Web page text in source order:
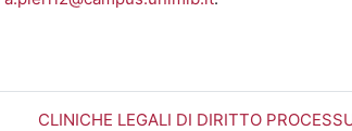
CLINICHE LEGALI DI DIRITTO